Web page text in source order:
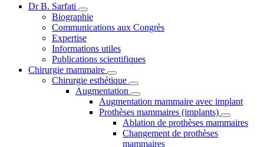
Dr B. Sarfati
Biographie
Communications aux Congrès
Expertise
Informations utiles
Publications scientifiques
Chirurgie mammaire
Chirurgie esthétique
Augmentation
Augmentation mammaire avec implant
Prothèses mammaires (implants)
Ablation de prothèses mammaires
Changement de prothèses
mammaires